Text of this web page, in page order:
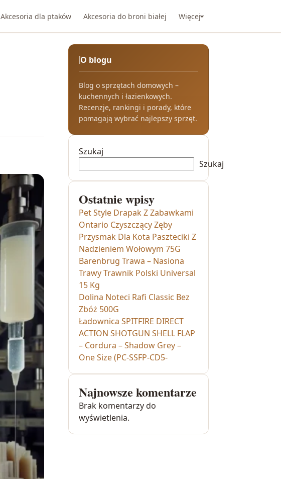
Akcesoria dla ptaków Akcesoria do broni białej Więcej
O blogu
Blog o sprzętach domowych –
kuchennych i łazienkowych.
Recenzje, rankingi i porady, które
pomagają wybrać najlepszy sprzęt.
Szukaj
Szukaj
Ostatnie wpisy
Pet Style Drapak Z Zabawkami
Ontario Czyszczący Zęby
Przysmak Dla Kota Paszteciki Z
Nadzieniem Wołowym 75G
Barenbrug Trawa – Nasiona
Trawy Trawnik Polski Universal
15 Kg
Dolina Noteci Rafi Classic Bez
Zbóż 500G
Ładownica SPITFIRE DIRECT
ACTION SHOTGUN SHELL FLAP
– Cordura – Shadow Grey –
One Size (PC-SSFP-CD5-
Najnowsze komentarze
Brak komentarzy do
wyświetlenia.